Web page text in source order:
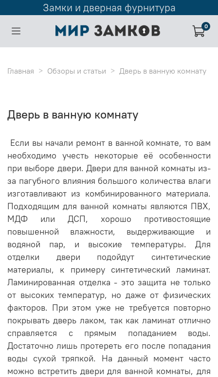
Замки и дверная фурнитура
0
Главная Обзоры и статьи Дверь в ванную комнату
Дверь в ванную комнату
Если вы начали ремонт в ванной комнате, то вам
необходимо учесть некоторые её особенности
при выборе двери. Двери для ванной комнаты из-
за пагубного влияния большого количества влаги
изготавливают из комбинированного материала.
Подходящим для ванной комнаты являются ПВХ,
МДФ или ДСП, хорошо противостоящие
повышенной влажности, выдерживающие и
водяной пар, и высокие температуры. Для
отделки двери подойдут синтетические
материалы, к примеру синтетический ламинат.
Ламинированная отделка - это защита не только
от высоких температур, но даже от физических
факторов. При этом уже не требуется повторно
покрывать дверь лаком, так как ламинат отлично
справляется с прямым попаданием воды.
Достаточно лишь протереть его после попадания
воды сухой тряпкой. На данный момент часто
можно встретить двери для ванной комнаты, для